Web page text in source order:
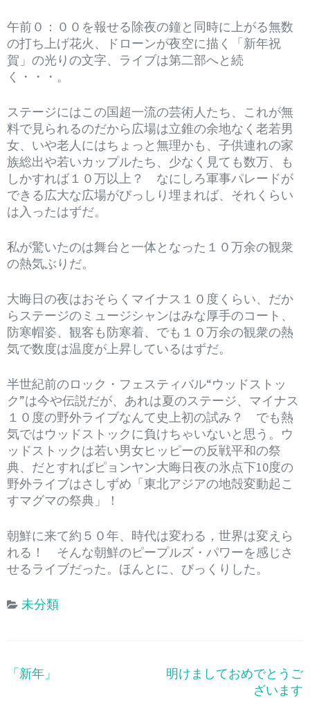
午前０：００を報せる除夜の鐘と同時に上がる無数
の打ち上げ花火、ドローンが夜空に描く「新年祝
賀」の光りの文字、ライブは第二部へと続
く・・・。
ステージにはこの国超一流の芸術人たち、これが無
料で見られるのだから広場は立錐の余地なく老若男
女、いや老人にはちょっと無理かも、子供連れの家
族総出や若いカップルたち、少なく見ても数万、も
しかすれば１０万以上？ なにしろ軍事パレードが
できる広大な広場がびっしり埋まれば、それくらい
は入ったはずだ。
私が驚いたのは舞台と一体となった１０万余の観衆
の熱気ぶりだ。
大晦日の夜はおそらくマイナス１０度くらい、だか
らステージのミュージシャンはみな厚手のコート、
防寒帽姿、観客も防寒着、でも１０万余の観衆の熱
気で数度は温度が上昇しているはずだ。
半世紀前のロック・フェスティバル“ウッドストッ
ク”は今や伝説だが、あれは夏のステージ、マイナス
１０度の野外ライブなんて史上初の試み？ でも熱
気ではウッドストックに負けちゃいないと思う。ウ
ッドストックは若い男女ヒッピーの反戦平和の祭
典、だとすればピョンヤン大晦日夜の氷点下10度の
野外ライブはさしずめ「東北アジアの地殻変動起こ
すマグマの祭典」！
朝鮮に来て約５０年、時代は変わる，世界は変えら
れる！ そんな朝鮮のピープルズ・パワーを感じさ
せるライブだった。ほんとに、びっくりした。
未分類
「新年」
明けましておめでとうご
ざいます